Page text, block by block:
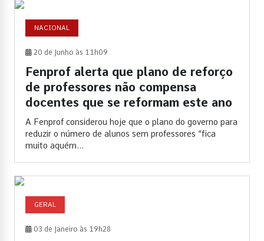
NACIONAL
20 de Junho às 11h09
Fenprof alerta que plano de reforço
de professores não compensa
docentes que se reformam este ano
A Fenprof considerou hoje que o plano do governo para
reduzir o número de alunos sem professores “fica
muito aquém...
GERAL
03 de Janeiro às 19h28